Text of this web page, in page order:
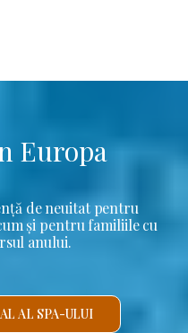
Europa
de neuitat pentru
și pentru familiile cu
anului.
AL SPA-ULUI